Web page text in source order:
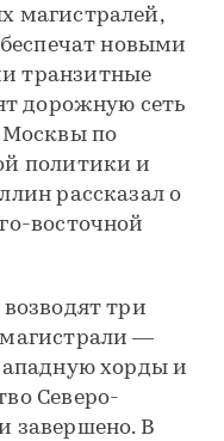
магистралей,
новыми
транзитные
дорожную сеть
Москвы по
политики и
рассказал о
восточной
три
—
хорды и
Северо-
завершено. В